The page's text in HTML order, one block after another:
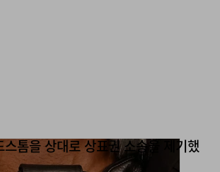
톰을 상대로 상표권 소송을 제기했